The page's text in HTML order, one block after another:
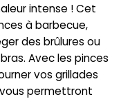
intense ! Cet
à barbecue,
des brûlures ou
Avec les pinces
vos grillades
permettront